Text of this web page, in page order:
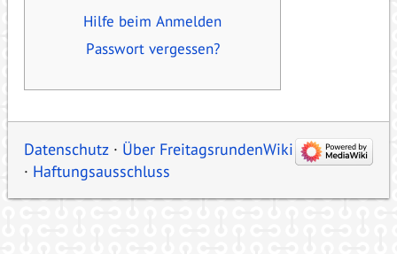
Hilfe beim Anmelden
Passwort vergessen?
Datenschutz
Über FreitagsrundenWiki
Haftungsausschluss